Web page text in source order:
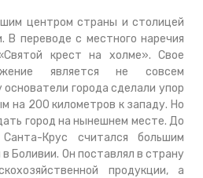
центром страны и столицей
В переводе с местного наречия
крест на холме». Свое
является не совсем
города сделали упор
на 200 километров к западу. Но
город на нынешнем месте. До
Крус считался большим
Боливии. Он поставлял в страну
продукции, а